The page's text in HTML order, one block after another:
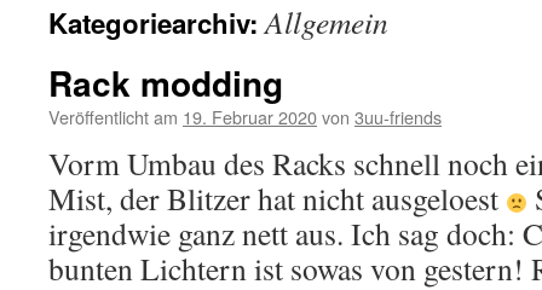
Kategoriearchiv:Allgemein
Rack modding
Veröffentlicht am 19. Februar 2020von 3uu-friends
Vorm Umbau des Racks schnell noch
Mist, der Blitzer hat nicht ausgeloest
irgendwie ganz nett aus. Ich sag doch:
bunten Lichtern ist sowas von gestern!